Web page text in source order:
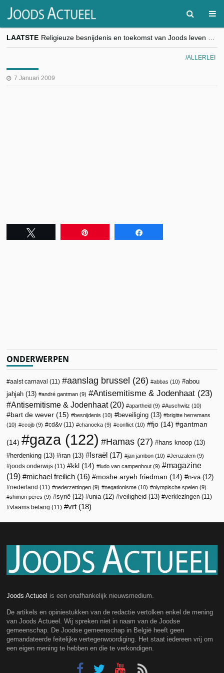
LAATSTE
“Besnijdenisdebat toont hoe moeilijk seculiere Westen minderheden begrijpt”, Jinnih Beels (Vooruit)
CITYTRIP | ROEMENIË – Boekarest: de verrassing van Oost-Europa
ALLERLEI
7 Januari 2009
ONDERWERPEN
aalst carnaval (11) aanslag brussel (26) abbas (10)
abou
jahjah (13) andré gantman (9) Antisemitisme & Jodenhaat (23)
Antisemitisme & Jodenhaat(20) apartheid (9) Auschwitz (10)
bart de wever (15) besnijdenis (10) beveiliging (13)
brigitte herremans
(10)
ccojb (9) cd&v (11) chanoeka (9) conflict (10) fjo (14) gantman
(14) gaza (122) Hamas (27) hans knoop (13)
herdenking (13) iran (13) Israël (17) jan jambon (10) Jeruzalem (9)
joods onderwijs (11) kkl (14) ludo van campenhout (9)
magazine
(19)
michael freilich (16) moshe aryeh friedman (14) n-va (12)
nederland (11) nederzettingen (9) negationisme (10) olympische spelen (9)
shimon peres (9) syrië (12) unia (12) veiligheid (13) verkiezingen (11)
vlaams belang (11) vrt (18)
Joods Actueel is een onafhankelijk nieuwsmedium.
De artikels en opiniestukken van de redactie vertolken enkel de mening
van Joods Actueel. Wij spreken niet in naam van de Joodse
gemeenschap. De Joodse gemeenschap in België heeft geen
gemandateerde feitelijke vertegenwoordiging. Het staat iedereen vrij om
een eigen mening te hebben en die te verkondigen.